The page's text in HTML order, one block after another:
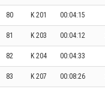
80 K 201 00:04:15
81 K 203 00:04:12
82 K 204 00:04:33
83 K 207 00:08:26